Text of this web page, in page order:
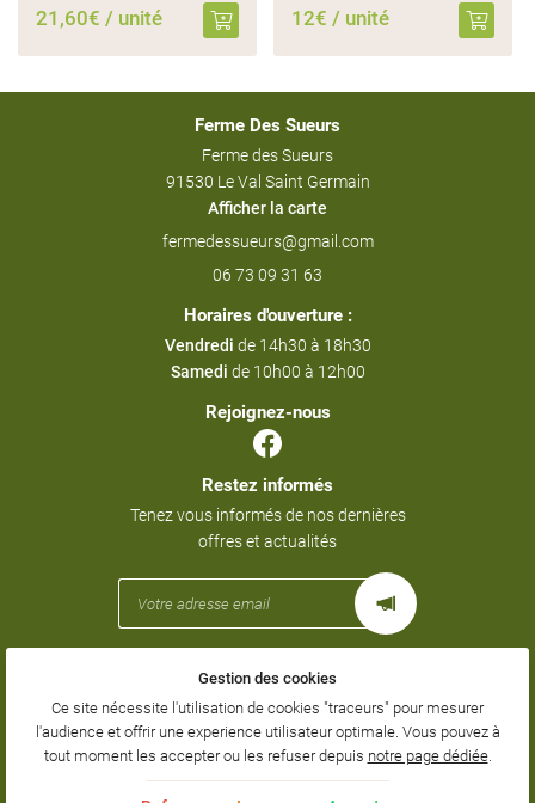
21,60€ / unité 12€ / unité
Ferme Des Sueurs
Ferme des Sueurs
91530 Le Val Saint Germain
Afficher la carte
06 73 09 31 63
Horaires d'ouverture :
Vendredi de 14h30 à 18h30
Samedi de 10h00 à 12h00
Rejoignez-nous
Restez informés
Tenez vous informés de nos dernières
offres et actualités
Mentions Légales
Conditions générales d'utilisation
Politique de confidentialité
Gestion des cookies
Gestion des cookies
Ce site nécessite l'utilisation de cookies "traceurs" pour mesurer
l'audience et offrir une experience utilisateur optimale. Vous pouvez à
tout moment les accepter ou les refuser depuis notre page dédiée.